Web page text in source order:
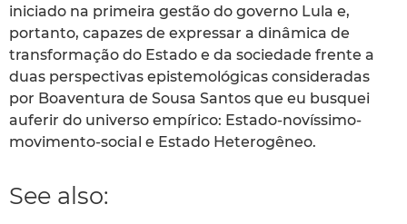
iniciado na primeira gestão do governo Lula e,
portanto, capazes de expressar a dinâmica de
transformação do Estado e da sociedade frente a
duas perspectivas epistemológicas consideradas
por Boaventura de Sousa Santos que eu busquei
auferir do universo empírico: Estado-novíssimo-
movimento-social e Estado Heterogêneo.
See also: